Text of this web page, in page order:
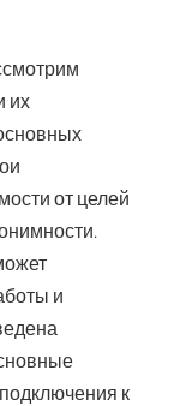
их
от целей
и
к